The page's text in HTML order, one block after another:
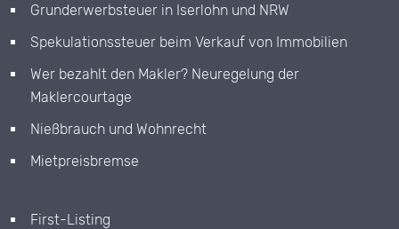
Grunderwerbsteuer in Iserlohn und NRW
Spekulationssteuer beim Verkauf von Immobilien
Wer bezahlt den Makler? Neuregelung der
Maklercourtage
Nießbrauch und Wohnrecht
Mietpreisbremse
First-Listing